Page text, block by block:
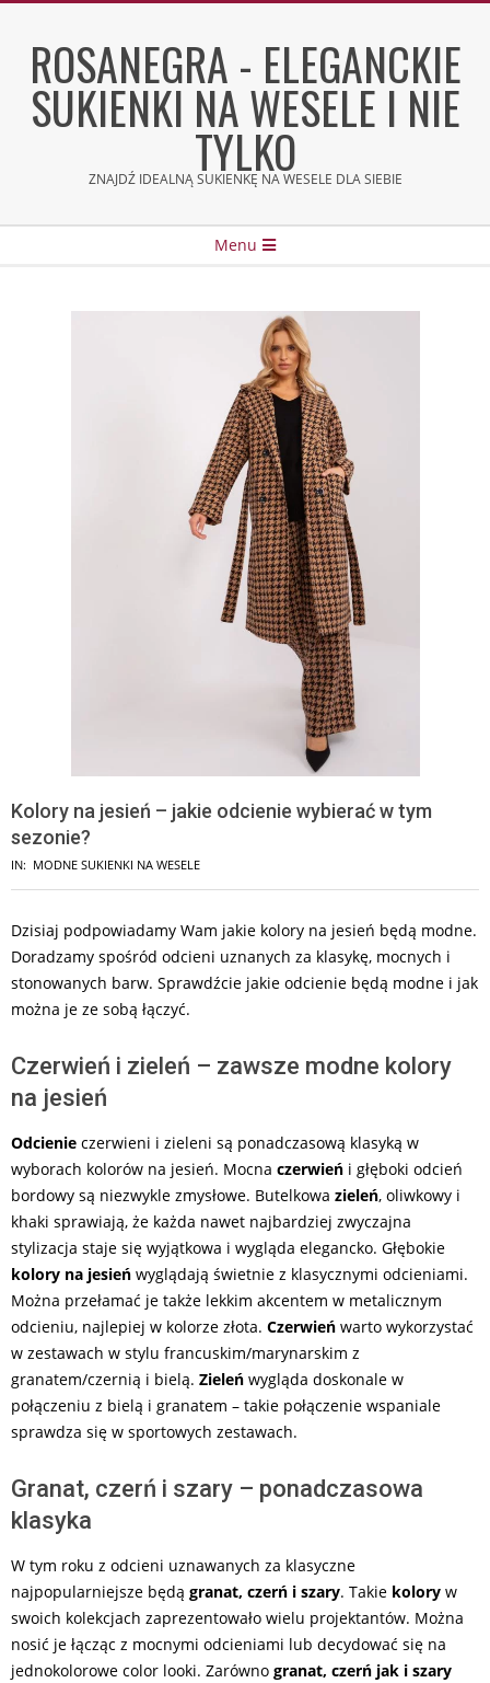
contentROSANEGRA - ELEGANCKIE
SUKIENKI NA WESELE I NIE
TYLKO
ZNAJDŹ IDEALNĄ SUKIENKĘ NA WESELE DLA SIEBIE
Menu
Kolory na jesień – jakie odcienie wybierać w tym
sezonie?
IN: MODNE SUKIENKI NA WESELE
Dzisiaj podpowiadamy Wam jakie kolory na jesień będą modne.
Doradzamy spośród odcieni uznanych za klasykę, mocnych i
stonowanych barw. Sprawdźcie jakie odcienie będą modne i jak
można je ze sobą łączyć.
Czerwień i zieleń – zawsze modne kolory
na jesień
Odcienie czerwieni i zieleni są ponadczasową klasyką w
wyborach kolorów na jesień. Mocna czerwień i głęboki odcień
bordowy są niezwykle zmysłowe. Butelkowa zieleń, oliwkowy i
khaki sprawiają, że każda nawet najbardziej zwyczajna
stylizacja staje się wyjątkowa i wygląda elegancko. Głębokie
kolory na jesień wyglądają świetnie z klasycznymi odcieniami.
Można przełamać je także lekkim akcentem w metalicznym
odcieniu, najlepiej w kolorze złota. Czerwień warto wykorzystać
w zestawach w stylu francuskim/marynarskim z
granatem/czernią i bielą. Zieleń wygląda doskonale w
połączeniu z bielą i granatem – takie połączenie wspaniale
sprawdza się w sportowych zestawach.
Granat, czerń i szary – ponadczasowa
klasyka
W tym roku z odcieni uznawanych za klasyczne
najpopularniejsze będą granat, czerń i szary. Takie kolory w
swoich kolekcjach zaprezentowało wielu projektantów. Można
nosić je łącząc z mocnymi odcieniami lub decydować się na
jednokolorowe color looki. Zarówno granat, czerń jak i szary